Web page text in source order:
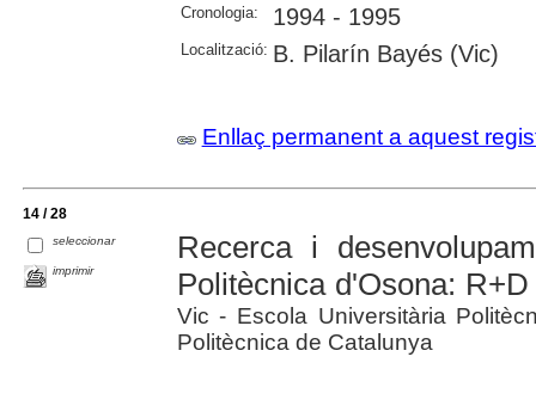
Cronologia: 1994 - 1995
Localització: B. Pilarín Bayés (Vic)
Enllaç permanent a aquest
14 / 28
seleccionar
imprimir
Recerca i
Politècnica d'Osona:
Vic - Escola Universitària
Politècnica de Catalunya